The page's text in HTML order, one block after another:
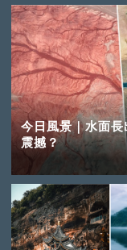
今日風景｜水面
震撼？